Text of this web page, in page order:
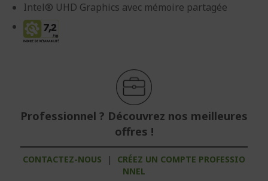
Intel® UHD Graphics avec mémoire partagée
Professionnel ? Découvrez nos meilleures
offres !
CONTACTEZ-NOUS |
CRÉEZ UN COMPTE PROFESSIO
NNEL